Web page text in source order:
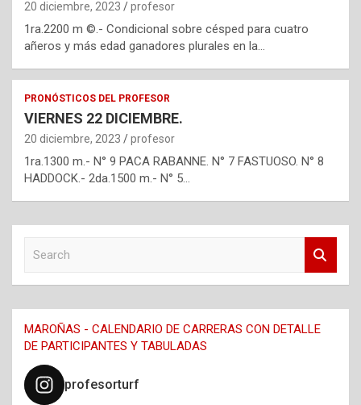
20 diciembre, 2023 profesor
1ra.2200 m ©.- Condicional sobre césped para cuatro
añeros y más edad ganadores plurales en la…
PRONÓSTICOS DEL PROFESOR
VIERNES 22 DICIEMBRE.
20 diciembre, 2023 profesor
1ra.1300 m.- N° 9 PACA RABANNE. N° 7 FASTUOSO. N° 8
HADDOCK.- 2da.1500 m.- N° 5…
c
h
MAROÑAS - CALENDARIO DE CARRERAS CON DETALLE
DE PARTICIPANTES Y TABULADAS
profesorturf